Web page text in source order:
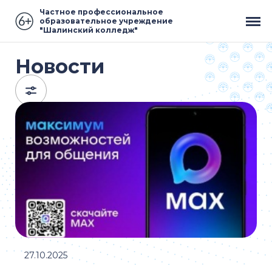
Частное профессиональное
образовательное учреждение
"Шалинский колледж"
Новости
27.10.2025